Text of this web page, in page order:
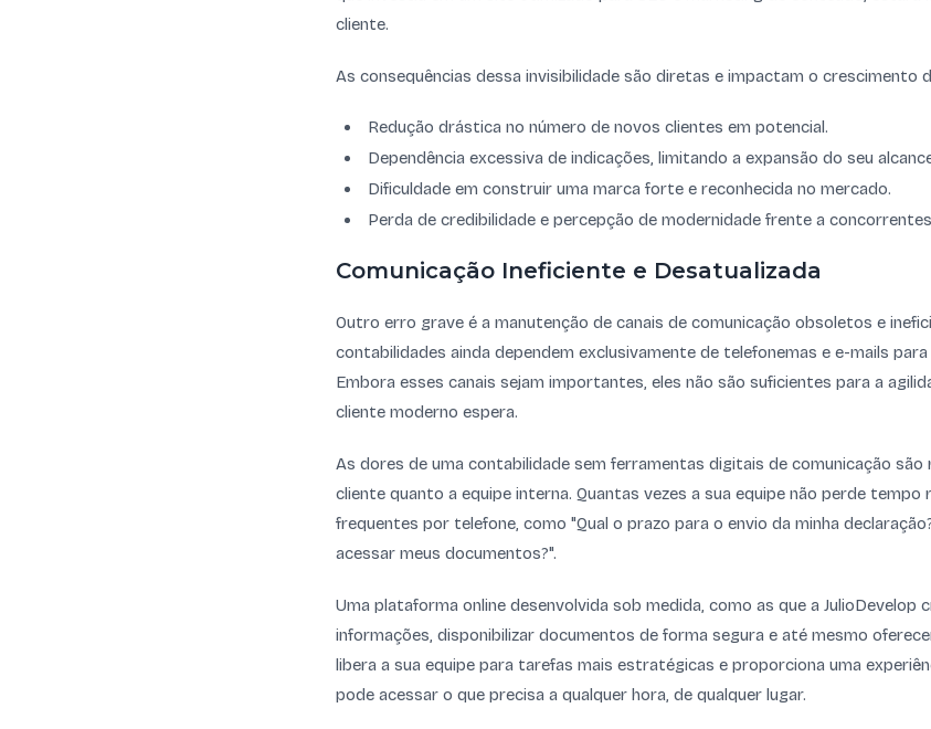
cliente.
As consequências dessa invisibilidade são diretas e impactam o crescimento
Redução drástica no número de novos clientes em potencial.
Dependência excessiva de indicações, limitando a expansão do seu
Dificuldade em construir uma marca forte e reconhecida no mercado.
Perda de credibilidade e percepção de modernidade frente a
Comunicação Ineficiente e Desatualizada
Outro erro grave é a manutenção de canais de comunicação obsoletos e
contabilidades ainda dependem exclusivamente de telefonemas e e-mails
Embora esses canais sejam importantes, eles não são suficientes para a
cliente moderno espera.
As dores de uma contabilidade sem ferramentas digitais de comunicação
cliente quanto a equipe interna. Quantas vezes a sua equipe não perde
frequentes por telefone, como "Qual o prazo para o envio da minha
acessar meus documentos?".
Uma plataforma online desenvolvida sob medida, como as que a JulioDevelop
informações, disponibilizar documentos de forma segura e até mesmo
libera a sua equipe para tarefas mais estratégicas e proporciona uma
pode acessar o que precisa a qualquer hora, de qualquer lugar.